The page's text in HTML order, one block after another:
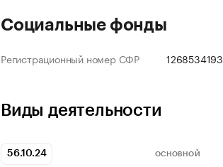
Социальные фонды
Регистрационный номер СФР 1268534193
Виды деятельности
56.10.24 ОСНОВНОЙ